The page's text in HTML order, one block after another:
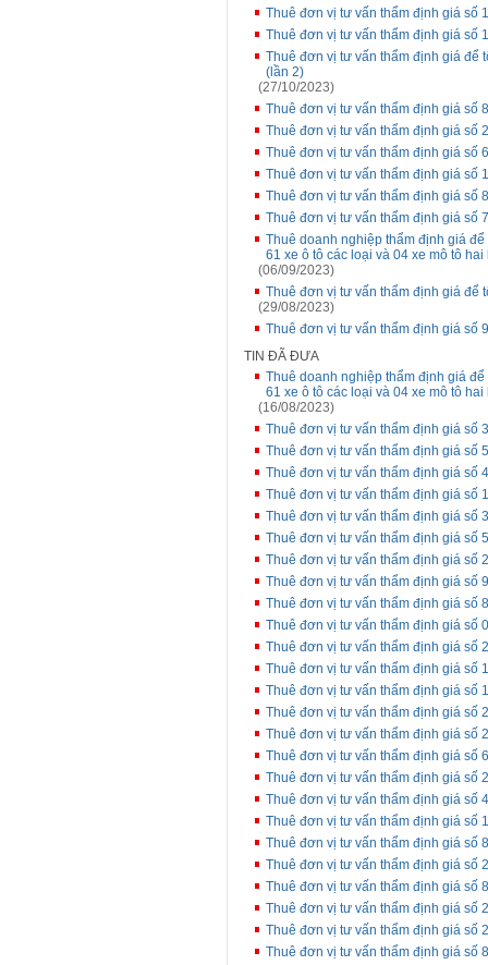
Thuê đơn vị tư vấn thẩm định giá số
Thuê đơn vị tư vấn thẩm định giá số
Thuê đơn vị tư vấn thẩm định giá để
(lần 2)
(27/10/2023)
Thuê đơn vị tư vấn thẩm định giá số
Thuê đơn vị tư vấn thẩm định giá số
Thuê đơn vị tư vấn thẩm định giá số
Thuê đơn vị tư vấn thẩm định giá số
Thuê đơn vị tư vấn thẩm định giá số
Thuê đơn vị tư vấn thẩm định giá số
Thuê doanh nghiệp thẩm định giá
61 xe ô tô các loại và 04 xe mô tô
(06/09/2023)
Thuê đơn vị tư vấn thẩm định giá để
(29/08/2023)
Thuê đơn vị tư vấn thẩm định giá số
TIN ĐÃ ĐƯA
Thuê doanh nghiệp thẩm định giá
61 xe ô tô các loại và 04 xe mô tô hai
(16/08/2023)
Thuê đơn vị tư vấn thẩm định giá số
Thuê đơn vị tư vấn thẩm định giá số
Thuê đơn vị tư vấn thẩm định giá số
Thuê đơn vị tư vấn thẩm định giá số
Thuê đơn vị tư vấn thẩm định giá số
Thuê đơn vị tư vấn thẩm định giá số
Thuê đơn vị tư vấn thẩm định giá số
Thuê đơn vị tư vấn thẩm định giá số
Thuê đơn vị tư vấn thẩm định giá số
Thuê đơn vị tư vấn thẩm định giá số
Thuê đơn vị tư vấn thẩm định giá số
Thuê đơn vị tư vấn thẩm định giá số
Thuê đơn vị tư vấn thẩm định giá số
Thuê đơn vị tư vấn thẩm định giá số
Thuê đơn vị tư vấn thẩm định giá số
Thuê đơn vị tư vấn thẩm định giá số
Thuê đơn vị tư vấn thẩm định giá số
Thuê đơn vị tư vấn thẩm định giá số
Thuê đơn vị tư vấn thẩm định giá số
Thuê đơn vị tư vấn thẩm định giá số
Thuê đơn vị tư vấn thẩm định giá số
Thuê đơn vị tư vấn thẩm định giá số
Thuê đơn vị tư vấn thẩm định giá số
Thuê đơn vị tư vấn thẩm định giá số
Thuê đơn vị tư vấn thẩm định giá số